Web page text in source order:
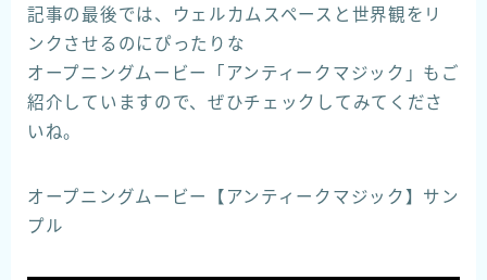
記事の最後では、ウェルカムスペースと世界観をリ
ンクさせるのにぴったりな
オープニングムービー「アンティークマジック」もご
紹介していますので、ぜひチェックしてみてくださ
いね。
オープニングムービー【アンティークマジック】サン
プル